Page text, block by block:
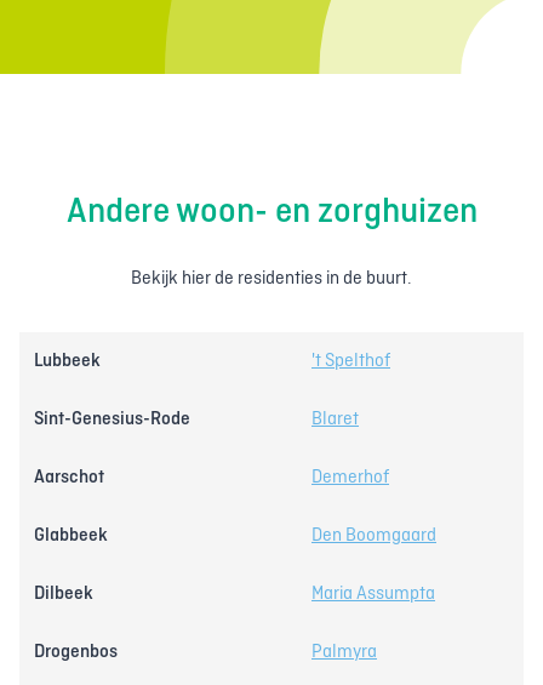
Andere woon- en zorghuizen
Bekijk hier de residenties in de buurt.
Lubbeek 't Spelthof
Sint-Genesius-Rode Blaret
Aarschot Demerhof
Glabbeek Den Boomgaard
Dilbeek Maria Assumpta
Drogenbos Palmyra